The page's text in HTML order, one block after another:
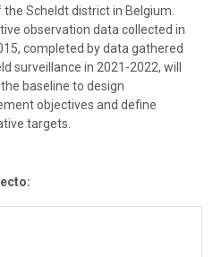
the Scheldt district in Belgium.
observation data collected in
completed by data gathered
surveillance in 2021-2022, will
baseline to design
objectives and define
targets.